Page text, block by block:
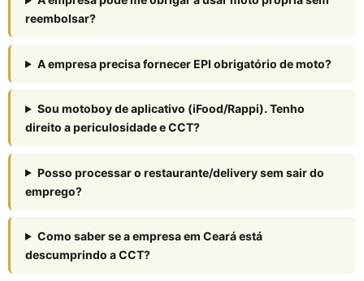
reembolsar?
A empresa precisa fornecer EPI obrigatório de moto?
Sou motoboy de aplicativo (iFood/Rappi). Tenho
direito a periculosidade e CCT?
Posso processar o restaurante/delivery sem sair do
emprego?
Como saber se a empresa em Ceará está
descumprindo a CCT?